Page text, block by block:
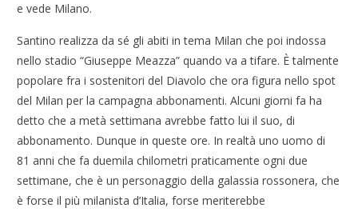
e vede Milano.
Santino realizza da sé gli abiti in tema Milan che poi indossa
nello stadio “Giuseppe Meazza” quando va a tifare. È talmente
popolare fra i sostenitori del Diavolo che ora figura nello spot
del Milan per la campagna abbonamenti. Alcuni giorni fa ha
detto che a metà settimana avrebbe fatto lui il suo, di
abbonamento. Dunque in queste ore. In realtà uno uomo di
81 anni che fa duemila chilometri praticamente ogni due
settimane, che è un personaggio della galassia rossonera, che
è forse il più milanista d’Italia, forse meriterebbe